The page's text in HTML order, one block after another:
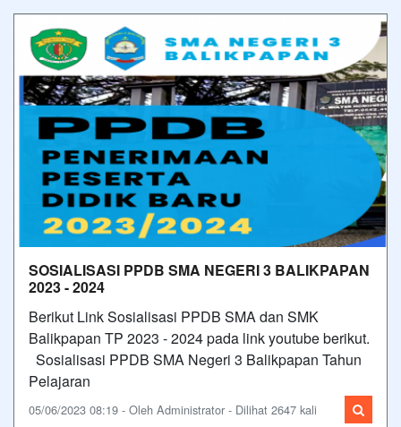
SOSIALISASI PPDB SMA NEGERI 3 BALIKPAPAN
2023 - 2024
Berikut Link Sosialisasi PPDB SMA dan SMK
Balikpapan TP 2023 - 2024 pada link youtube berikut.
Sosialisasi PPDB SMA Negeri 3 Balikpapan Tahun
Pelajaran
05/06/2023 08:19 - Oleh Administrator - Dilihat 2647 kali